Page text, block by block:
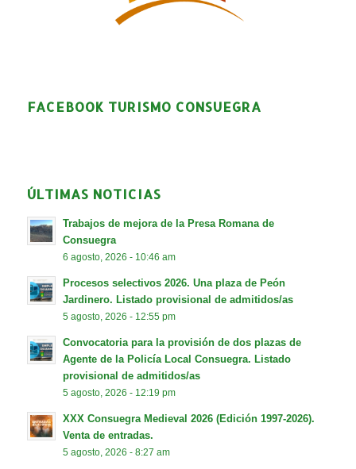
FACEBOOK TURISMO CONSUEGRA
ÚLTIMAS NOTICIAS
Trabajos de mejora de la Presa Romana de
Consuegra
6 agosto, 2026 - 10:46 am
Procesos selectivos 2026. Una plaza de Peón
Jardinero. Listado provisional de admitidos/as
5 agosto, 2026 - 12:55 pm
Convocatoria para la provisión de dos plazas de
Agente de la Policía Local Consuegra. Listado
provisional de admitidos/as
5 agosto, 2026 - 12:19 pm
XXX Consuegra Medieval 2026 (Edición 1997-2026).
Venta de entradas.
5 agosto, 2026 - 8:27 am